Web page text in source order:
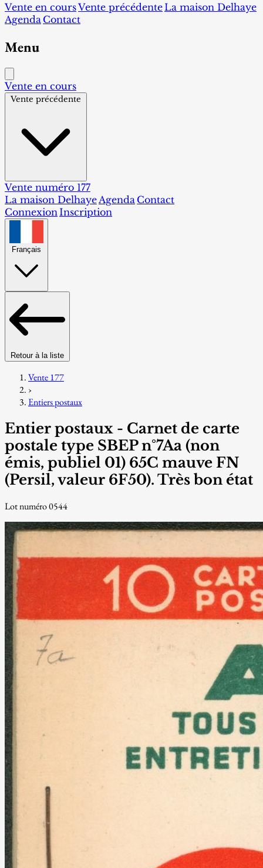
Vente en coursVente précédente La maison Delhaye
Agenda Contact
Menu
Vente en cours
Vente précédente
Vente numéro 177
La maison DelhayeAgenda Contact
ConnexionInscription
Français
Retour à la liste
Vente 177
›
Entiers postaux
Entier postaux - Carnet de carte
postale type SBEP n°7Aa (non
émis, publiel 01) 65C mauve FN
(Persil, valeur 6F50). Très bon état
Lot numéro 0544